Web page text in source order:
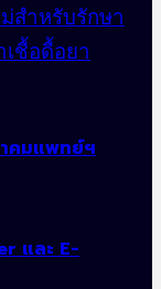
สำหรับรักษา
ชื้อดื้อยา
คมแพทย์ฯ
และ E-